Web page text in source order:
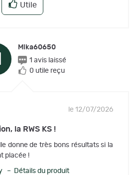
Utile
Mika60650
1 avis laissé
0 utile reçu
le 12/07/2026
la RWS KS !
donne de très bons résultats si la
placée !
– Détails du produit